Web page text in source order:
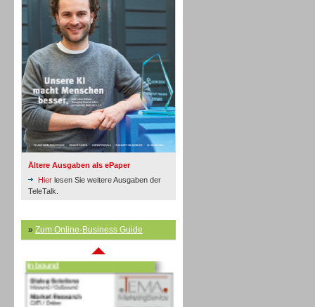
Ältere Ausgaben als ePaper
Hier lesen Sie weitere Ausgaben der
TeleTalk.
» Zum Online-Business Guide
Inbound
Inbound